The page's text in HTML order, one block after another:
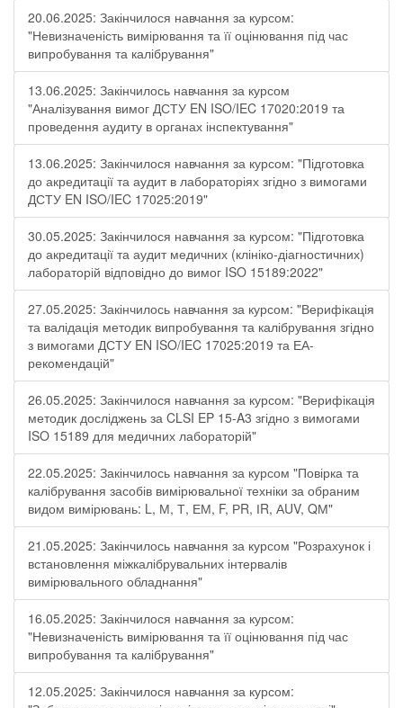
20.06.2025: Закінчилося навчання за курсом:
"Невизначеність вимірювання та її оцінювання під час
випробування та калібрування"
13.06.2025: Закінчилось навчання за курсом
"Аналізування вимог ДСТУ EN ISO/IEC 17020:2019 та
проведення аудиту в органах інспектування"
13.06.2025: Закінчилося навчання за курсом: "Підготовка
до акредитації та аудит в лабораторіях згідно з вимогами
ДСТУ EN ISO/IEC 17025:2019"
30.05.2025: Закінчилося навчання за курсом: "Підготовка
до акредитації та аудит медичних (клініко-діагностичних)
лабораторій відповідно до вимог ISO 15189:2022"
27.05.2025: Закінчилось навчання за курсом: "Верифікація
та валідація методик випробування та калібрування згідно
з вимогами ДСТУ EN ISO/IEC 17025:2019 та ЕА-
рекомендацій"
26.05.2025: Закінчилося навчання за курсом: "Верифікація
методик досліджень за CLSI EP 15-A3 згідно з вимогами
ISO 15189 для медичних лабораторій"
22.05.2025: Закінчилось навчання за курсом "Повірка та
калібрування засобів вимірювальної техніки за обраним
видом вимірювань: L, М, Т, ЕМ, F, РR, ІR, АUV, QМ"
21.05.2025: Закінчилось навчання за курсом "Розрахунок і
встановлення міжкалібрувальних інтервалів
вимірювального обладнання"
16.05.2025: Закінчилося навчання за курсом:
"Невизначеність вимірювання та її оцінювання під час
випробування та калібрування"
12.05.2025: Закінчилося навчання за курсом: